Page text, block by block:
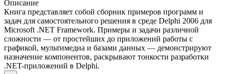
Описание
Книга представляет собой сборник примеров программ и
задач для самостоятельного решения в среде Delphi 2006 для
Microsoft .NET Framework. Примеры и задачи различной
сложности — от простейших до приложений работы с
графикой, мультимедиа и базами данных — демонстрируют
назначение компонентов, раскрывают тонкости разработки
.NET-приложений в Delphi.